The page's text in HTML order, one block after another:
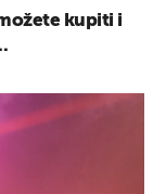
kupiti i